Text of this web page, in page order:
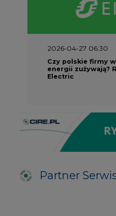
2026-04-27 06:30
Czy polskie firmy
energii zużywają?
Electric
Partner